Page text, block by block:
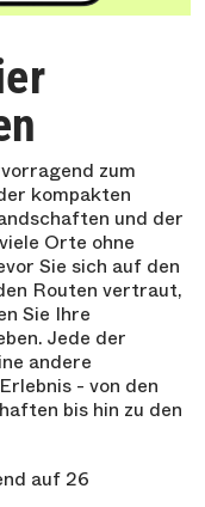
zum
kompakten
und der
Orte ohne
Sie sich auf den
Routen vertraut,
Sie Ihre
Jede der
andere
- von den
bis hin zu den
auf 26